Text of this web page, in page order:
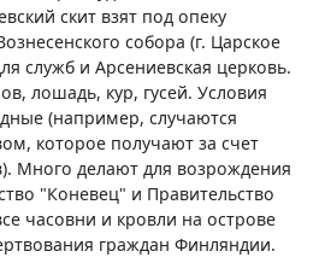
скит взят под опеку
собора (г. Царское
служб и Арсениевская церковь.
лошадь, кур, гусей. Условия
(например, случаются
которое получают за счет
Много делают для возрождения
"Коневец" и Правительство
часовни и кровли на острове
граждан Финляндии.